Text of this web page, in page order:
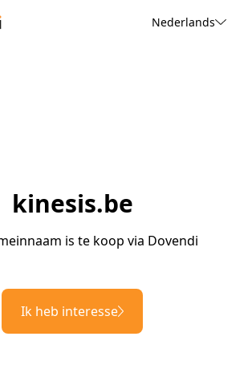
Nederlands
kinesis.be
is te koop via Dovendi
Ik heb interesse